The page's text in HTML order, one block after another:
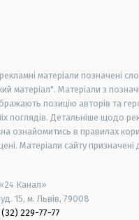
рекламні матеріали позначені
матеріал". Матеріали з
позицію авторів та
поглядів. Детальніше щодо
ознайомитись в правилах
Матеріали сайту призначені
Канал»
15, м. Львів, 79008
229-77-77